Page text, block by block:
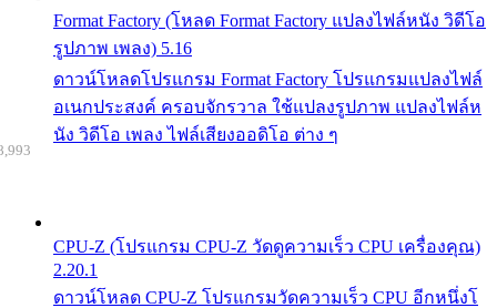
Format Factory (โหลด Format Factory แปลงไฟล์หนัง วิดีโอ
รูปภาพ เพลง) 5.16
ดาวน์โหลดโปรแกรม Format Factory โปรแกรมแปลงไฟล์
อเนกประสงค์ ครอบจักรวาล ใช้แปลงรูปภาพ แปลงไฟล์ห
นัง วิดีโอ เพลง ไฟล์เสียงออดิโอ ต่าง ๆ
CPU-Z (โปรแกรม CPU-Z วัดดูความเร็ว CPU เครื่องคุณ)
2.20.1
ดาวน์โหลด CPU-Z โปรแกรมวัดความเร็ว CPU อีกหนึ่งโ